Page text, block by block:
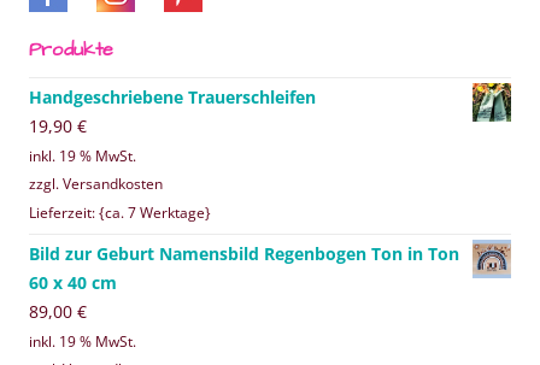
Produkte
Handgeschriebene Trauerschleifen
19,90 €
inkl. 19 % MwSt.
zzgl. Versandkosten
Lieferzeit: {ca. 7 Werktage}
Bild zur Geburt Namensbild Regenbogen Ton in Ton
60 x 40 cm
89,00 €
inkl. 19 % MwSt.